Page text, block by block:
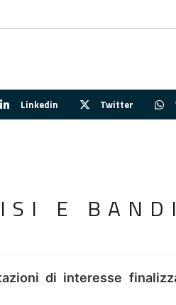
Linkedin Twitter
E
di interesse